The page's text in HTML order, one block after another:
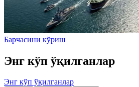
Барчасини кўриш
Энг кўп ўқилганлар
Энг кўп ўқилганлар